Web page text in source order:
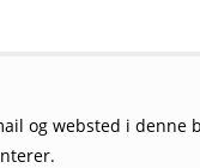
og websted i denne